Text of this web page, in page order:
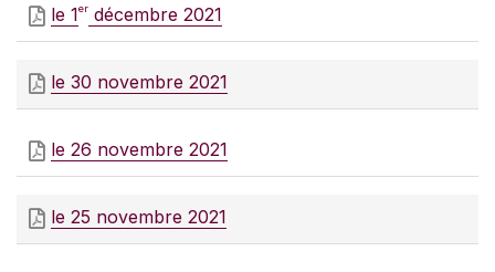
le 1er décembre 2021
le 30 novembre 2021
le 26 novembre 2021
le 25 novembre 2021